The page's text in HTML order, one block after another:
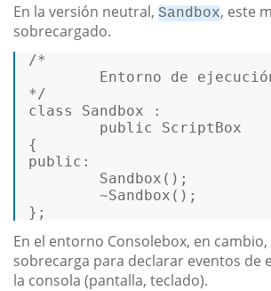
En la versión neutral, Sandbox, este
sobrecargado.
/*
Entorno de ejecución
*/
class
Sandbox :
public
ScriptBox
public :
Sandbox();
~Sandbox();
};
En el entorno Consolebox, en
sobrecarga para declarar eventos de
la consola (pantalla, teclado).